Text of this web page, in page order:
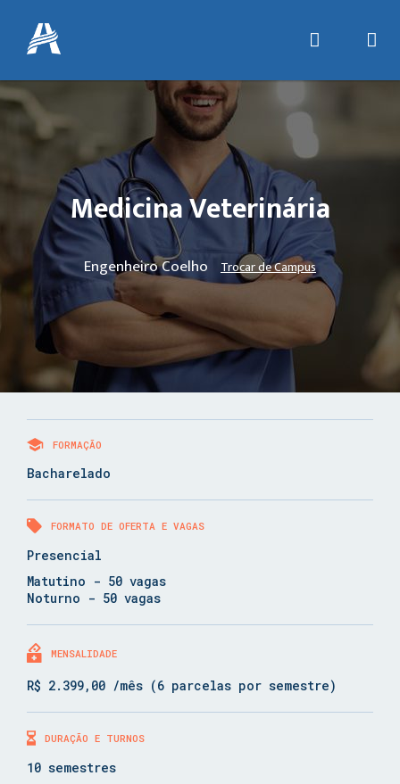
Medicina Veterinária
Engenheiro Coelho Trocar de Campus
FORMAÇÃO
Bacharelado
FORMATO DE OFERTA E VAGAS
Presencial
Matutino - 50 vagas
Noturno - 50 vagas
MENSALIDADE
R$ 2.399,00 /mês (6 parcelas por semestre)
DURAÇÃO E TURNOS
10 semestres